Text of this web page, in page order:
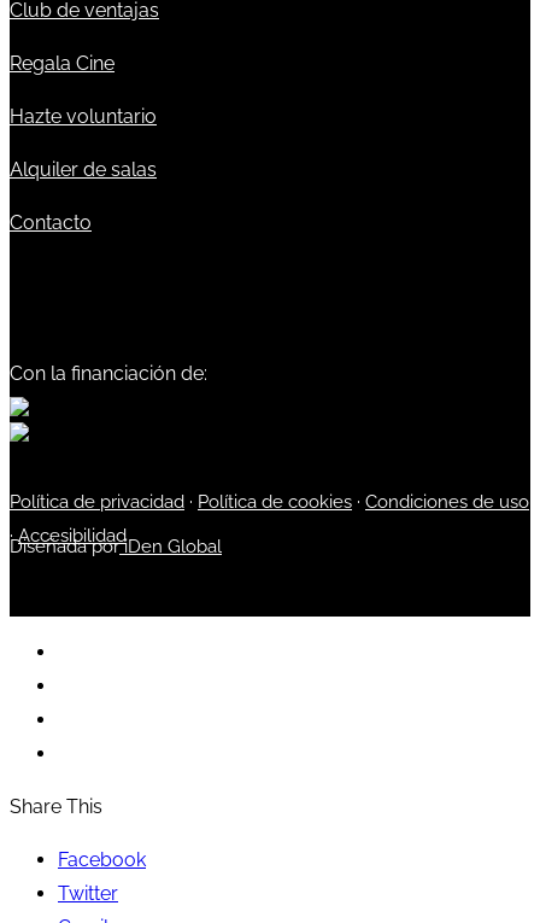
Club de ventajas
Regala Cine
Hazte voluntario
Alquiler de salas
Contacto
Con la financiación de:
Política de privacidad · Política de cookies · Condiciones de uso
·Accesibilidad
Diseñada poriDen Global
Share This
Facebook
Twitter